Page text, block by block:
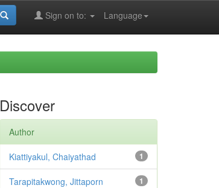
Language
Sign on to:
Discover
Author
1
Kiattiyakul, Chaiyathad
1
Tarapitakwong, Jittaporn